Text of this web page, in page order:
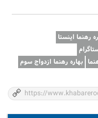
رهنما اینستا
بهاره رهنما ازدواج سوم